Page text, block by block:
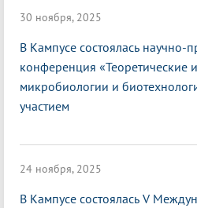
30 ноября, 2025
В Кампусе состоялась научно-
конференция «Теоретические
микробиологии и
участием
24 ноября, 2025
В Кампусе состоялась V